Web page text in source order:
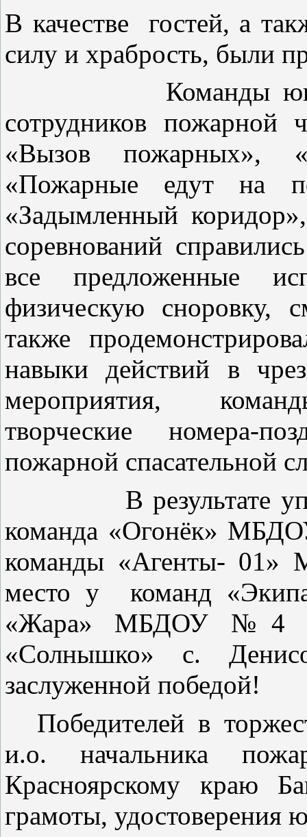
В качестве гостей, а
силу и храбрость, были
Команды юных
сотрудников пожарной
«Вызов пожарных»,
«Пожарные едут на
«Задымленный
соревнований
все предложенные
физическую сноровку,
также
навыки действий в
мероприятия,
творческие номера-
пожарной спасательной
В результате
команда «Огонёк»
команды «Агенты-
место у команд
«Жара» МБДОУ №4
«Солнышко» с.
заслуженной победой!
Победителей в
и.о. начальника
Красноярскому краю
грамоты, удостоверения